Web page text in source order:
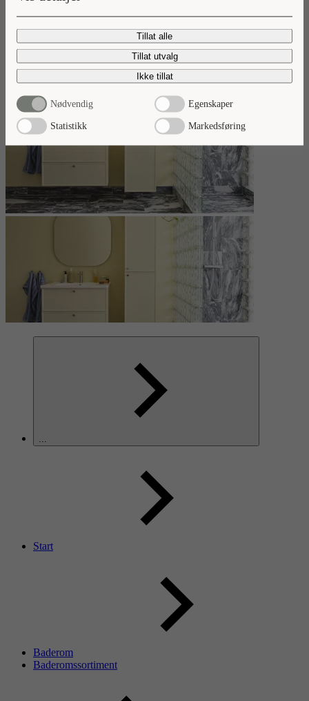
Tillat alle
Tillat utvalg
Ikke tillat
Nødvendig Egenskaper
Statistikk Markedsføring
Les mer
Start
Baderom
Baderomssortiment